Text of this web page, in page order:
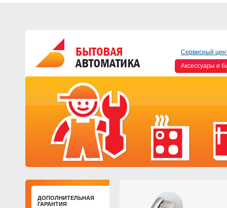
Сервисный
Аксессуары и
ДОПОЛНИТЕЛЬНАЯ
ГАРАНТИЯ